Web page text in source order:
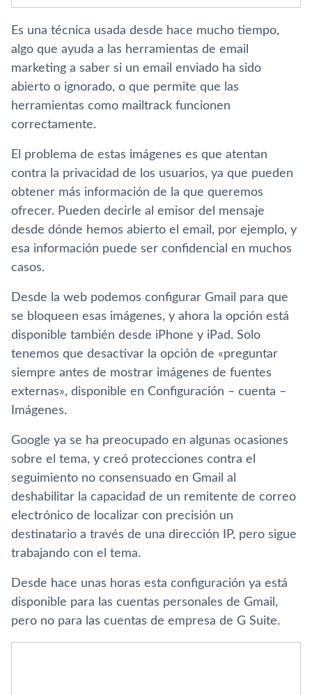
Es una técnica usada desde hace mucho tiempo,
algo que ayuda a las herramientas de email
marketing a saber si un email enviado ha sido
abierto o ignorado, o que permite que las
herramientas como mailtrack funcionen
correctamente.
El problema de estas imágenes es que atentan
contra la privacidad de los usuarios, ya que pueden
obtener más información de la que queremos
ofrecer. Pueden decirle al emisor del mensaje
desde dónde hemos abierto el email, por ejemplo, y
esa información puede ser confidencial en muchos
casos.
Desde la web podemos configurar Gmail para que
se bloqueen esas imágenes, y ahora la opción está
disponible también desde iPhone y iPad. Solo
tenemos que desactivar la opción de «preguntar
siempre antes de mostrar imágenes de fuentes
externas», disponible en Configuración – cuenta –
Imágenes.
Google ya se ha preocupado en algunas ocasiones
sobre el tema, y creó protecciones contra el
seguimiento no consensuado en Gmail al
deshabilitar la capacidad de un remitente de correo
electrónico de localizar con precisión un
destinatario a través de una dirección IP, pero sigue
trabajando con el tema.
Desde hace unas horas esta configuración ya está
disponible para las cuentas personales de Gmail,
pero no para las cuentas de empresa de G Suite.